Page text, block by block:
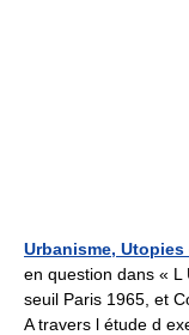
Urbanisme, Utopies
en question dans « L
seuil Paris 1965, et
A travers l étude d